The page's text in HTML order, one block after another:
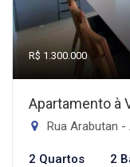
R$ 1.300.000
Apartamento à
Rua Arabutan -
2 Quartos 2